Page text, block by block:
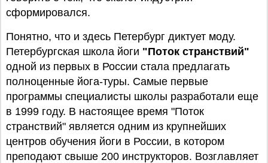
сформировался.
Понятно, что и здесь Петербург диктует моду.
Петербургская школа йоги "Поток странствий"
одной из первых в России стала предлагать
полноценные йога-туры. Самые первые
программы специалисты школы разработали еще
в 1999 году. В настоящее время "Поток
странствий" является одним из крупнейших
центров обучения йоги в России, в котором
преподают свыше 200 инструкторов. Возглавляет